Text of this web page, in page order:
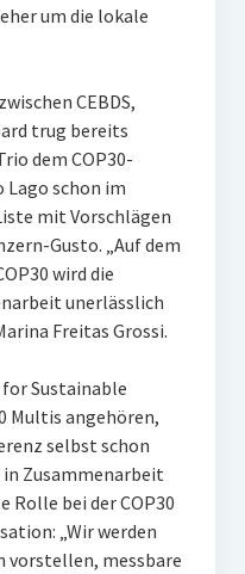
um die lokale
CEBDS,
trug bereits
dem COP30-
Lago schon im
mit Vorschlägen
Gusto. „Auf dem
wird die
unerlässlich
Freitas Grossi.
for Sustainable
Multis angehören,
selbst schon
in Zusammenarbeit
Rolle bei der COP30
„Wir werden
vorstellen, messbare